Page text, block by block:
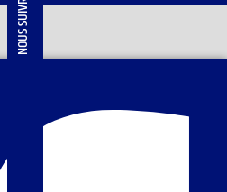
NOUS SUIVRE